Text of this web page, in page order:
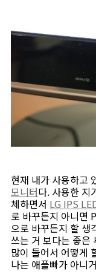
현재 내가 사용하고
모니터다. 사용한 지
체하면서 LG IPS
로 바꾸든지 아니면
으로 바꾸든지 할 생
쓰는 거 보다는 좋은
많이 들어서 어떻게
나는 애플빠가 아니